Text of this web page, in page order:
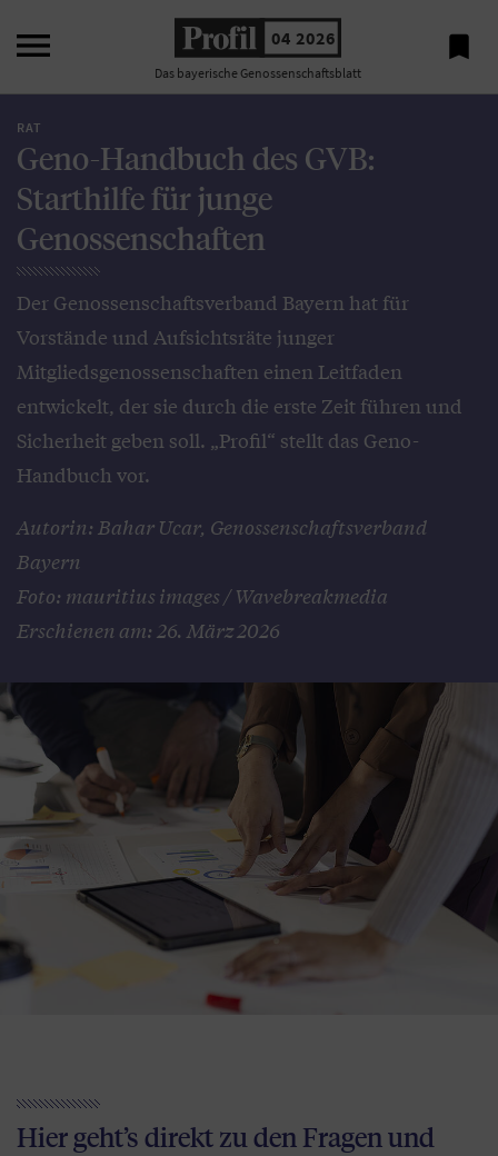
 04 2026
Das bayerische Genossenschaftsblatt

RAT
Geno-Handbuch des GVB:
Starthilfe für junge
Genossenschaften
Der Genossenschaftsverband Bayern hat für
Vorstände und Aufsichtsräte junger
Mitgliedsgenossenschaften einen Leitfaden
entwickelt, der sie durch die erste Zeit führen und
Sicherheit geben soll. „Profil“ stellt das Geno-
Handbuch vor.
Autorin: Bahar Ucar, Genossenschaftsverband
Bayern
Foto: mauritius images / Wavebreakmedia
Erschienen am: 26. März 2026
Hier geht’s direkt zu den Fragen und